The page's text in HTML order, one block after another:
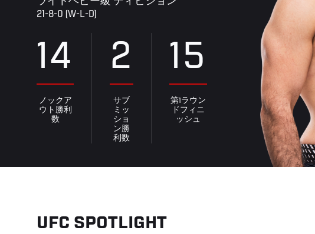
21-8-0 (W-L-D)
14
ノックア
ウト勝利
数
2
サブ
ミッ
ショ
ン勝
利数
15
第1ラウン
ドフィニ
ッシュ
UFC SPOTLIGHT